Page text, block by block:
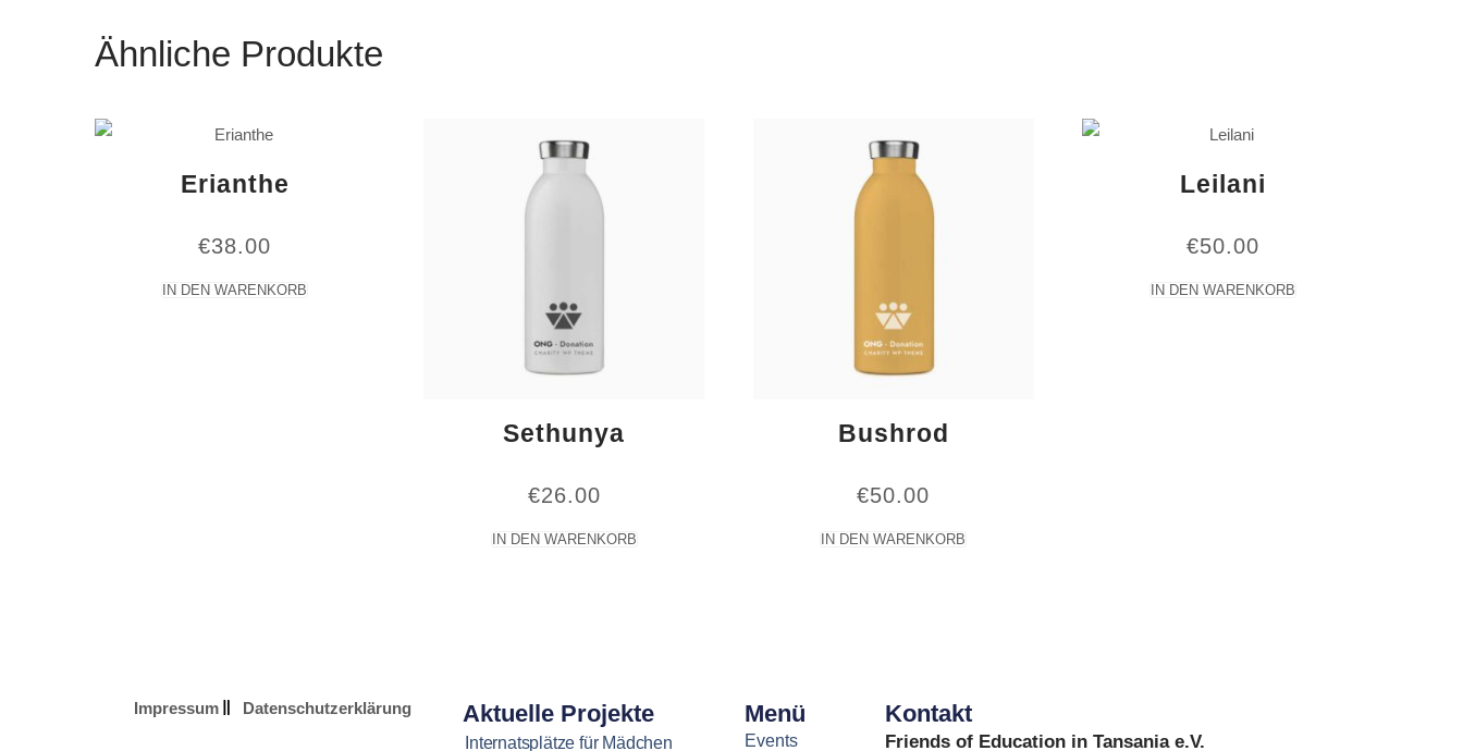
Ähnliche Produkte
Erianthe
€38.00
IN DEN WARENKORB
Sethunya
€26.00
IN DEN WARENKORB
Bushrod
€50.00
IN DEN WARENKORB
Leilani
€50.00
IN DEN WARENKORB
Impressum Datenschutzerklärung Aktuelle Projekte
Internatsplätze für Mädchen
Menü
Events
Kontakt
Friends of Education in Tansania e.V.